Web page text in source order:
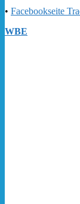
• Facebookseite
WBE